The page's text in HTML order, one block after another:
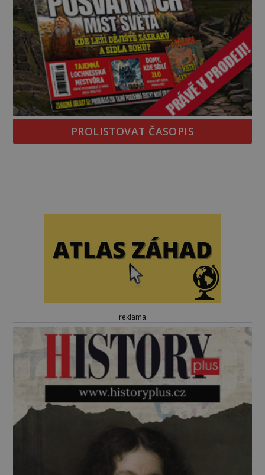
PROLISTOVAT ČASOPIS
reklama